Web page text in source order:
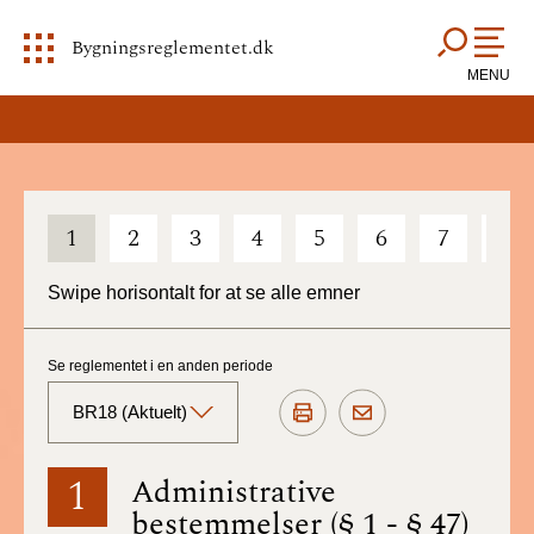
Bygningsreglementet.dk
MENU
1 2 3 4 5 6 7
Swipe horisontalt for at se alle emner
1 Administrative
bestemmelser (§ 1 - § 47)
Se reglementet i en anden periode
BR18 (Aktuelt)
BR18 (Aktuelt)